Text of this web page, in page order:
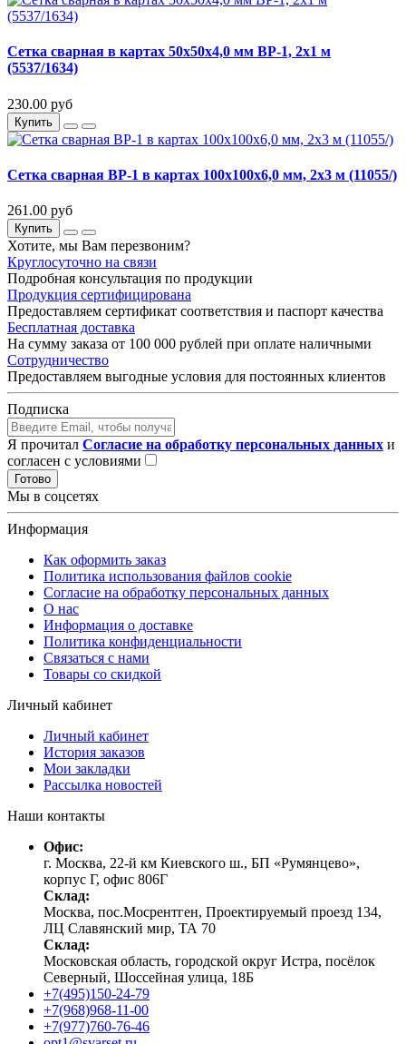
Сетка сварная в картах 50х50х4,0 мм ВР-1, 2х1 м
(5537/1634)
230.00 руб
Купить
Сетка сварная ВР-1 в картах 100х100х6,0 мм, 2х3 м (11055/)
261.00 руб
Купить
Хотите, мы Вам перезвоним?
Круглосуточно на связи
Подробная консультация по продукции
Продукция сертифицирована
Предоставляем сертификат соответствия и паспорт качества
Бесплатная доставка
На сумму заказа от 100 000 рублей при оплате наличными
Сотрудничество
Предоставляем выгодные условия для постоянных клиентов
Подписка
Я прочитал Согласие на обработку персональных данных и
согласен с условиями
Готово
Мы в соцсетях
Информация
Как оформить заказ
Политика использования файлов cookie
Согласие на обработку персональных данных
О нас
Информация о доставке
Политика конфиденциальности
Связаться с нами
Товары со скидкой
Личный кабинет
Личный кабинет
История заказов
Мои закладки
Рассылка новостей
Наши контакты
Офис:
г. Москва, 22-й км Киевского ш., БП «Румянцево»,
корпус Г, офис 806Г
Склад:
Москва, пос.Мосрентген, Проектируемый проезд 134,
ЛЦ Славянский мир, ТА 70
Склад:
Московская область, городской округ Истра, посёлок
Северный, Шоссейная улица, 18Б
+7(495)150-24-79
+7(968)968-11-00
+7(977)760-76-46